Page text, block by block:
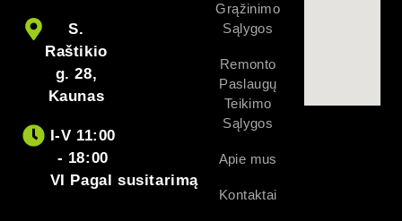
S.
Raštikio
g. 28,
Kaunas
I-V 11:00
- 18:00
VI Pagal susitarimą
Grąžinimo
Sąlygos
Remonto
Paslaugų
Teikimo
Sąlygos
Apie mus
Kontaktai